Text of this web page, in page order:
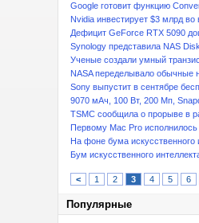
Google готовит функцию
Nvidia инвестирует $3 млрд во
Дефицит GeForce RTX 5090
Synology представила NAS
Ученые создали умный
NASA переделывало обычные
Sony выпустит в сентябре
9070 мАч, 100 Вт, 200 Мп,
TSMC сообщила о прорыве в
Первому Mac Pro исполнилось
На фоне бума искусственного
Бум искусственного
< 1 2 3 4 5 6
Популярные